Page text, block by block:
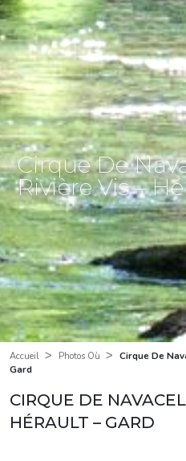
Cirque De
Rivière Vis –
Accueil > Photos Où > Cirque De
Gard
CIRQUE DE
HÉRAULT – GARD